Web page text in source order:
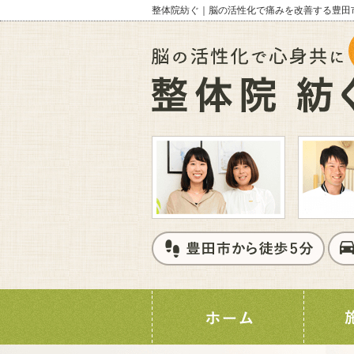
整体院紡ぐ｜脳の活性化で痛みを改善する豊田